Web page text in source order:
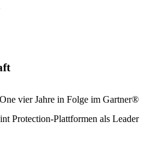
vier Jahre in Folge im Gartner®
Protection-Plattformen als Leader